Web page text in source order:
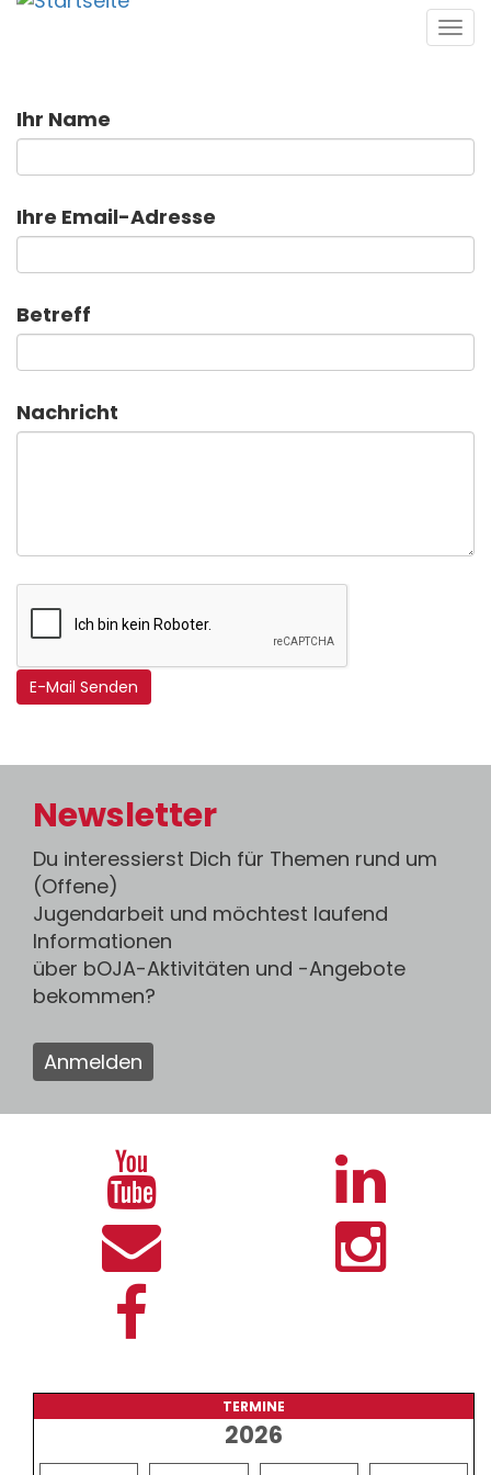
Direkt
Ihr Name
Ihre Email-Adresse
Betreff
Nachricht
E-Mail Senden
Newsletter
Du interessierst Dich für Themen rund um
(Offene)
Jugendarbeit und möchtest laufend
Informationen
über bOJA-Aktivitäten und -Angebote
bekommen?
Anmelden
TERMINE
2026